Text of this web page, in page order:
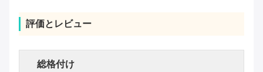
評価とレビュー
総格付け